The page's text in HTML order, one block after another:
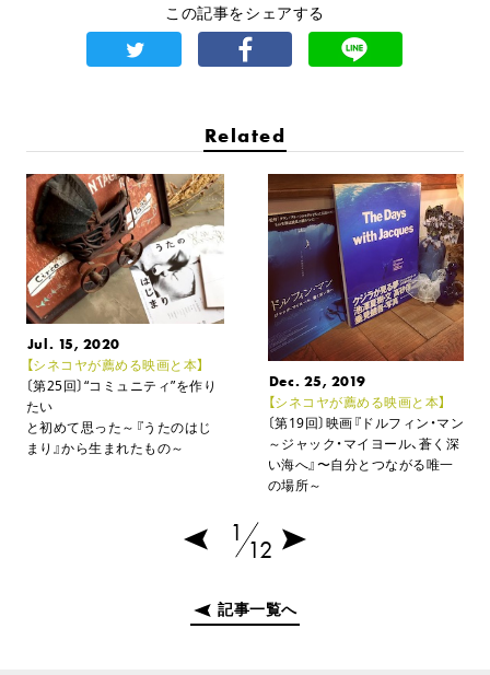
この記事をシェアする
Related
Jul. 15, 2020
【シネコヤが薦める映画と本】
〔第25回〕“コミュニティ”を作り
たい
と初めて思った～『うたのはじ
まり』から生まれたもの～
Dec. 25, 2019
【シネコヤが薦める映画と本】
〔第19回〕映画『ドルフィン・マン
～ジャック・マイヨール、蒼く深
い海へ』〜自分とつながる唯一
の場所～
1
12
記事一覧へ